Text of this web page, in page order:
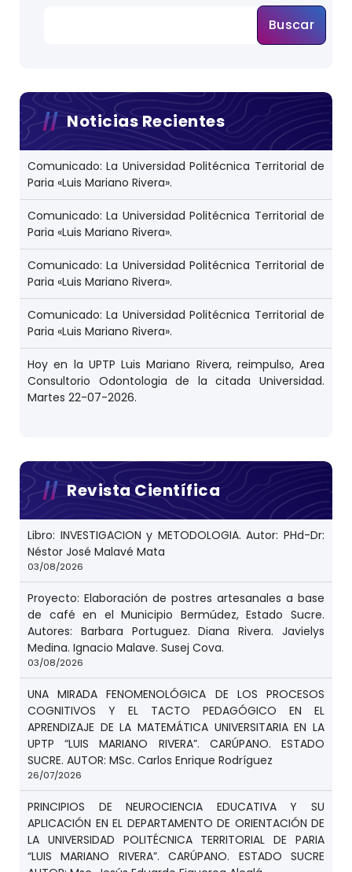
Buscar
Noticias Recientes
Comunicado: La Universidad Politécnica Territorial de
Paria «Luis Mariano Rivera».
Comunicado: La Universidad Politécnica Territorial de
Paria «Luis Mariano Rivera».
Comunicado: La Universidad Politécnica Territorial de
Paria «Luis Mariano Rivera».
Comunicado: La Universidad Politécnica Territorial de
Paria «Luis Mariano Rivera».
Hoy en la UPTP Luis Mariano Rivera, reimpulso, Area
Consultorio Odontologia de la citada Universidad.
Martes 22-07-2026.
Revista Científica
Libro: INVESTIGACION y METODOLOGIA. Autor: PHd-Dr:
Néstor José Malavé Mata
03/08/2026
Proyecto: Elaboración de postres artesanales a base
de café en el Municipio Bermúdez, Estado Sucre.
Autores: Barbara Portuguez. Diana Rivera. Javielys
Medina. Ignacio Malave. Susej Cova.
03/08/2026
UNA MIRADA FENOMENOLÓGICA DE LOS PROCESOS
COGNITIVOS Y EL TACTO PEDAGÓGICO EN EL
APRENDIZAJE DE LA MATEMÁTICA UNIVERSITARIA EN LA
UPTP “LUIS MARIANO RIVERA”. CARÚPANO. ESTADO
SUCRE. AUTOR: MSc. Carlos Enrique Rodríguez
26/07/2026
PRINCIPIOS DE NEUROCIENCIA EDUCATIVA Y SU
APLICACIÓN EN EL DEPARTAMENTO DE ORIENTACIÓN DE
LA UNIVERSIDAD POLITÉCNICA TERRITORIAL DE PARIA
“LUIS MARIANO RIVERA”. CARÚPANO. ESTADO SUCRE